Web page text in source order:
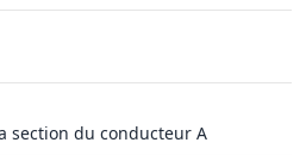
section du conducteur A